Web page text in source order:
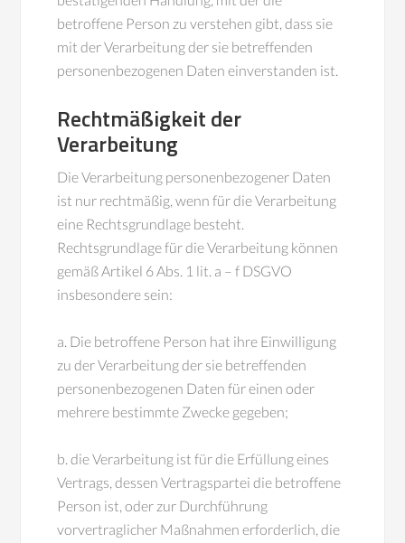
betroffene Person zu verstehen gibt, dass sie
mit der Verarbeitung der sie betreffenden
personenbezogenen Daten einverstanden ist.
Rechtmäßigkeit der
Verarbeitung
Die Verarbeitung personenbezogener Daten
ist nur rechtmäßig, wenn für die Verarbeitung
eine Rechtsgrundlage besteht.
Rechtsgrundlage für die Verarbeitung können
gemäß Artikel 6 Abs. 1 lit. a – f DSGVO
insbesondere sein:
a. Die betroffene Person hat ihre Einwilligung
zu der Verarbeitung der sie betreffenden
personenbezogenen Daten für einen oder
mehrere bestimmte Zwecke gegeben;
b. die Verarbeitung ist für die Erfüllung eines
Vertrags, dessen Vertragspartei die betroffene
Person ist, oder zur Durchführung
vorvertraglicher Maßnahmen erforderlich, die